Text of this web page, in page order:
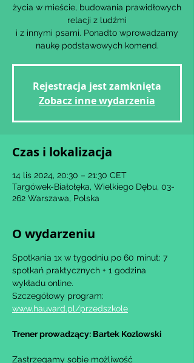
życia w mieście, budowania prawidłowych
relacji z ludźmi
i z innymi psami. Ponadto wprowadzamy
Rejestracja jest zamknięta
Zobacz inne wydarzenia
Czas i lokalizacja
14 lis 2024, 20:30 – 21:30 CET
Targówek-Białołęka, Wielkiego Dębu, 03-
262 Warszawa, Polska
O wydarzeniu
Spotkania 1x w tygodniu po 60 minut: 7
spotkań praktycznych + 1 godzina
wykładu online.
Szczegółowy program:
www.hauvard.pl/przedszkole
Trener prowadzący: Bartek Kozlowski
Zastrzegamy sobie możliwość